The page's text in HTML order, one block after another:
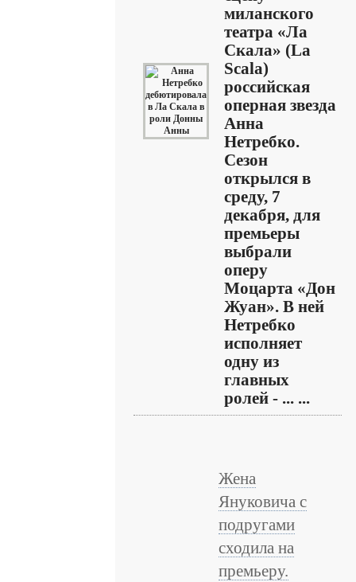
миланского
театра «Ла
Скала» (La
Scala)
российская
оперная звезда
Анна
Нетребко.
Сезон
открылся в
среду, 7
декабря, для
премьеры
выбрали
оперу
Моцарта «Дон
Жуан». В ней
Нетребко
исполняет
одну из
главных
ролей - ... ...
Жена
Януковича с
подругами
сходила на
премьеру.